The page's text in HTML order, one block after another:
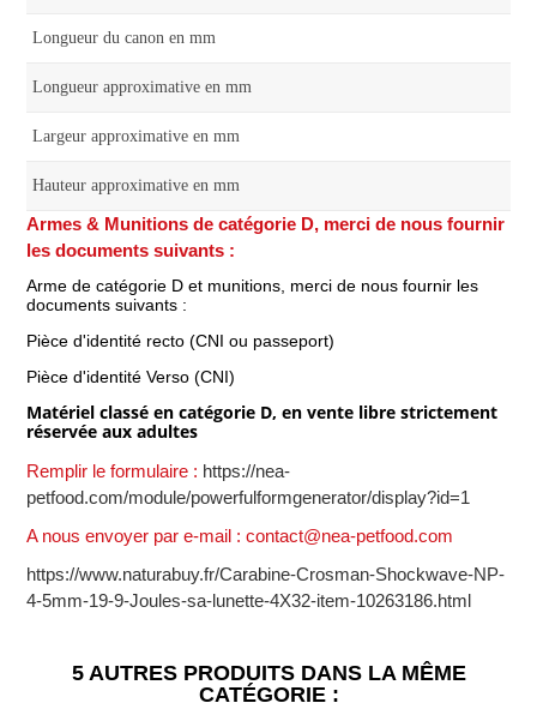
Longueur du canon en mm
Longueur approximative en mm
Largeur approximative en mm
Hauteur approximative en mm
Armes & Munitions de catégorie D, merci de nous fournir
les documents suivants :
Arme de catégorie D et munitions, merci de nous fournir les
documents suivants :
Pièce d'identité recto (CNI ou passeport)
Pièce d'identité Verso (CNI)
Matériel classé en catégorie D, en vente libre strictement
réservée aux adultes
Remplir le formulaire : https://nea-
petfood.com/module/powerfulformgenerator/display?id=1
A nous envoyer par e-mail : contact@nea-petfood.com
https://www.naturabuy.fr/Carabine-Crosman-Shockwave-NP-
4-5mm-19-9-Joules-sa-lunette-4X32-item-10263186.html
5 AUTRES PRODUITS DANS LA MÊME
CATÉGORIE :